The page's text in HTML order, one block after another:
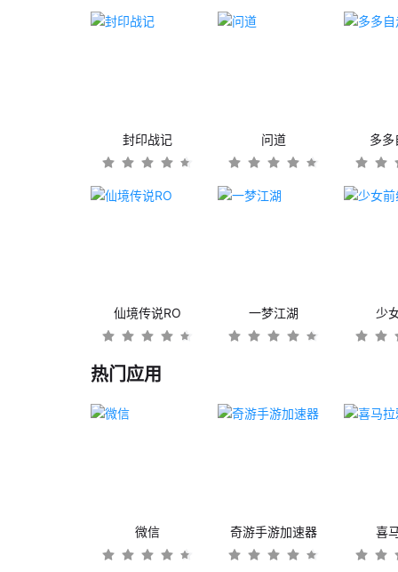
封印战记 问道 多多
仙境传说RO 一梦江湖 少
热门应用
微信 奇游手游加速器 喜